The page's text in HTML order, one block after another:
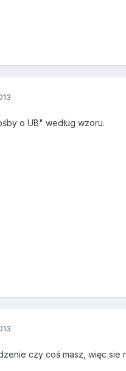
o UB" według wzoru.
czy coś masz, więc sie